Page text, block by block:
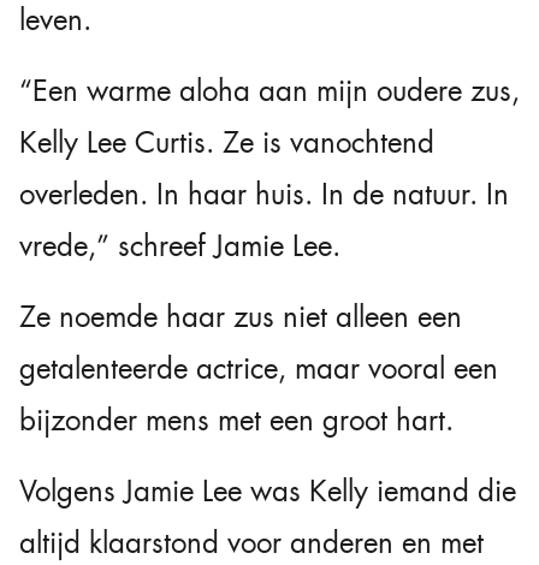
leven.
“Een warme aloha aan mijn oudere zus,
Kelly Lee Curtis. Ze is vanochtend
overleden. In haar huis. In de natuur. In
vrede,” schreef Jamie Lee.
Ze noemde haar zus niet alleen een
getalenteerde actrice, maar vooral een
bijzonder mens met een groot hart.
Volgens Jamie Lee was Kelly iemand die
altijd klaarstond voor anderen en met